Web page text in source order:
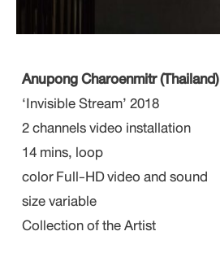
Anupong Charoenmitr (Thailand)
‘Invisible Stream’ 2018
2 channels video installation
14 mins, loop
color Full-HD video and sound
size variable
Collection of the Artist